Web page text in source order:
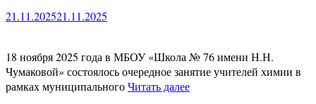
21.11.202521.11.2025
18 ноября 2025 года в МБОУ «Школа № 76 имени Н.Н.
Чумаковой» состоялось очередное занятие учителей химии в
рамках муниципальногоЧитать далее